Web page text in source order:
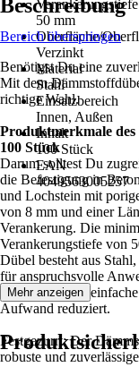
50 mm
Oberfläche/
Verzinkt
Material
Stahl
Einsatzbereich
Innen, Außen
Inhalt
100 Stück
EAN
4049563005257
Beschreibung
Bereich überspringen
Benötigst Du eine
Mit dem
richtige Wahl.
Produktmerkmale
100 Stück
Darum solltest Du
die Befestigung in
und Lochstein mit
von 8 mm und einer
Verankerung. Die
Verankerungstiefe von
Dübel besteht aus
für anspruchsvolle
ermöglicht eine
Aufwand reduziert.
Festgezurrt: Der
robuste und
Mehr anzeigen